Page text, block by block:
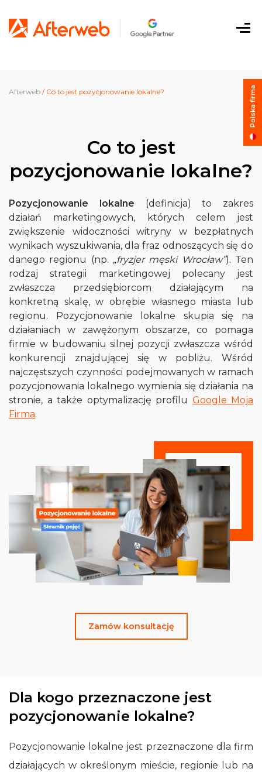
treści
Afterweb / Co to jest pozycjonowanie lokalne?
Co to jest
pozycjonowanie lokalne?
Pozycjonowanie lokalne (definicja) to zakres
działań marketingowych, których celem jest
zwiększenie widoczności witryny w bezpłatnych
wynikach wyszukiwania, dla fraz odnoszących się do
danego regionu (np. „fryzjer męski Wrocław”). Ten
rodzaj strategii marketingowej polecany jest
zwłaszcza przedsiębiorcom działającym na
konkretną skalę, w obrębie własnego miasta lub
regionu. Pozycjonowanie lokalne skupia się na
działaniach w zawężonym obszarze, co pomaga
firmie w budowaniu silnej pozycji zwłaszcza wśród
konkurencji znajdującej się w pobliżu. Wśród
najczęstszych czynności podejmowanych w ramach
pozycjonowania lokalnego wymienia się działania na
stronie, a także optymalizację profilu Google Moja
Firma.
Zamów konsultację
Dla kogo przeznaczone jest
pozycjonowanie lokalne?
Pozycjonowanie lokalne jest przeznaczone dla firm
działających w określonym mieście, regionie lub na
Polska firma